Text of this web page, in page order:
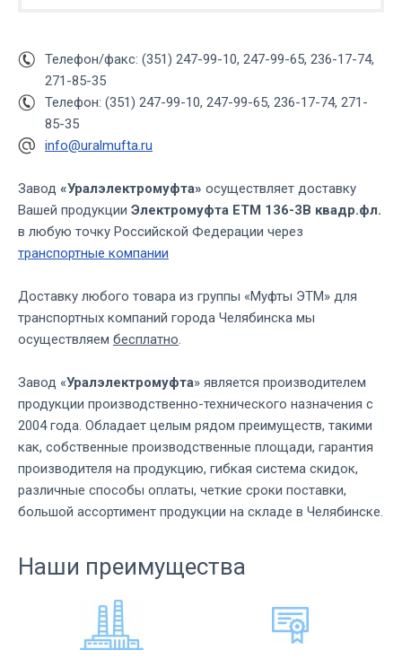
Телефон/факс: (351) 247-99-10, 247-99-65, 236-17-74,
271-85-35
Телефон: (351) 247-99-10, 247-99-65, 236-17-74, 271-
85-35
info@uralmufta.ru
Завод «Уралэлектромуфта» осуществляет доставку
Вашей продукции Электромуфта ЕТМ 136-3В квадр.фл.
в любую точку Российской Федерации через
транспортные компании
Доставку любого товара из группы «Муфты ЭТМ» для
транспортных компаний города Челябинска мы
осуществляем бесплатно.
Завод «Уралэлектромуфта» является производителем
продукции производственно-технического назначения с
2004 года. Обладает целым рядом преимуществ, такими
как, собственные производственные площади, гарантия
производителя на продукцию, гибкая система скидок,
различные способы оплаты, четкие сроки поставки,
большой ассортимент продукции на складе в Челябинске.
Наши преимущества